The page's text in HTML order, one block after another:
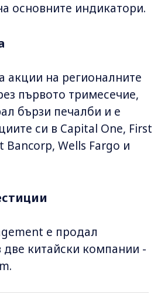
основните индикатори.
акции на регионалните
първото тримесечие,
бързи печалби и е
си в Capital One, First
Bancorp, Wells Fargo и
е продал
две китайски компании -